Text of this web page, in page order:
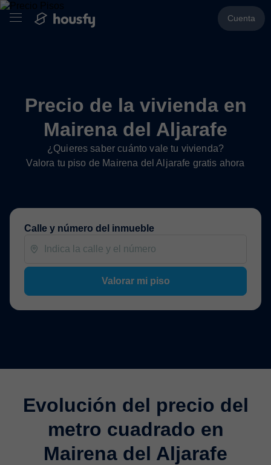
Cuenta
Precio de la vivienda en
Mairena del Aljarafe
¿Quieres saber cuánto vale tu vivienda?
Valora tu piso de Mairena del Aljarafe gratis ahora
Calle y número del inmueble
Valorar mi piso
Evolución del precio del
metro cuadrado en
Mairena del Aljarafe